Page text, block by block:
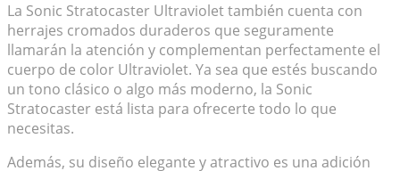
La Sonic Stratocaster Ultraviolet también cuenta con
herrajes cromados duraderos que seguramente
llamarán la atención y complementan perfectamente el
cuerpo de color Ultraviolet. Ya sea que estés buscando
un tono clásico o algo más moderno, la Sonic
Stratocaster está lista para ofrecerte todo lo que
necesitas.
Además, su diseño elegante y atractivo es una adición